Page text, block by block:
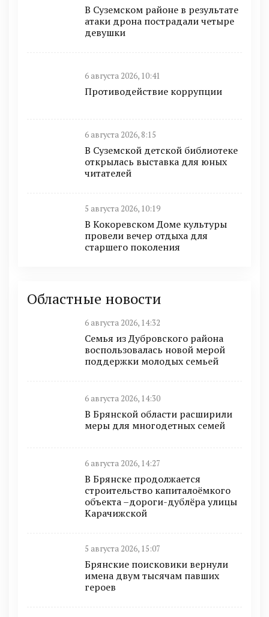
В Суземском районе в результате
атаки дрона пострадали четыре
девушки
6 августа 2026, 10:41
Противодействие коррупции
6 августа 2026, 8:15
В Суземской детской библиотеке
открылась выставка для юных
читателей
5 августа 2026, 10:19
В Кокоревском Доме культуры
провели вечер отдыха для
старшего поколения
Областные новости
6 августа 2026, 14:32
Семья из Дубровского района
воспользовалась новой мерой
поддержки молодых семьей
6 августа 2026, 14:30
В Брянской области расширили
меры для многодетных семей
6 августа 2026, 14:27
В Брянске продолжается
строительство капиталоёмкого
объекта –дороги-дублёра улицы
Карачижской
5 августа 2026, 15:07
Брянские поисковики вернули
имена двум тысячам павших
героев